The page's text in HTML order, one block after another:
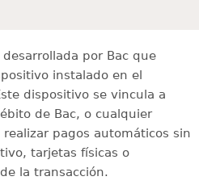
por Bac que
instalado en el
dispositivo se vincula a
de Bac, o cualquier
pagos automáticos sin
tarjetas físicas o
la transacción.